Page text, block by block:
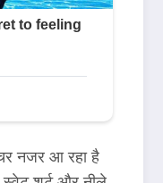
नजर आ रहा है